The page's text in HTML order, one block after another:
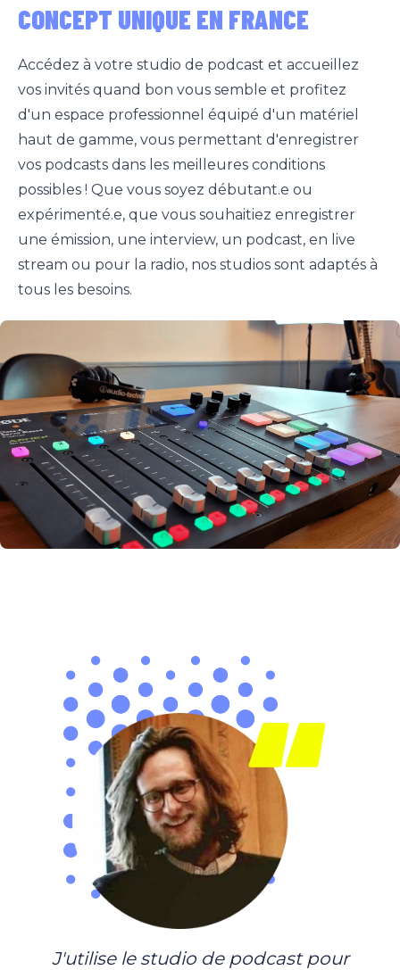
CONCEPT UNIQUE EN FRANCE
Accédez à votre studio de podcast et accueillez
vos invités quand bon vous semble et profitez
d'un espace professionnel équipé d'un matériel
haut de gamme, vous permettant d'enregistrer
vos podcasts dans les meilleures conditions
possibles ! Que vous soyez débutant.e ou
expérimenté.e, que vous souhaitiez enregistrer
une émission, une interview, un podcast, en live
stream ou pour la radio, nos studios sont adaptés à
tous les besoins.
J'utilise le studio de podcast pour